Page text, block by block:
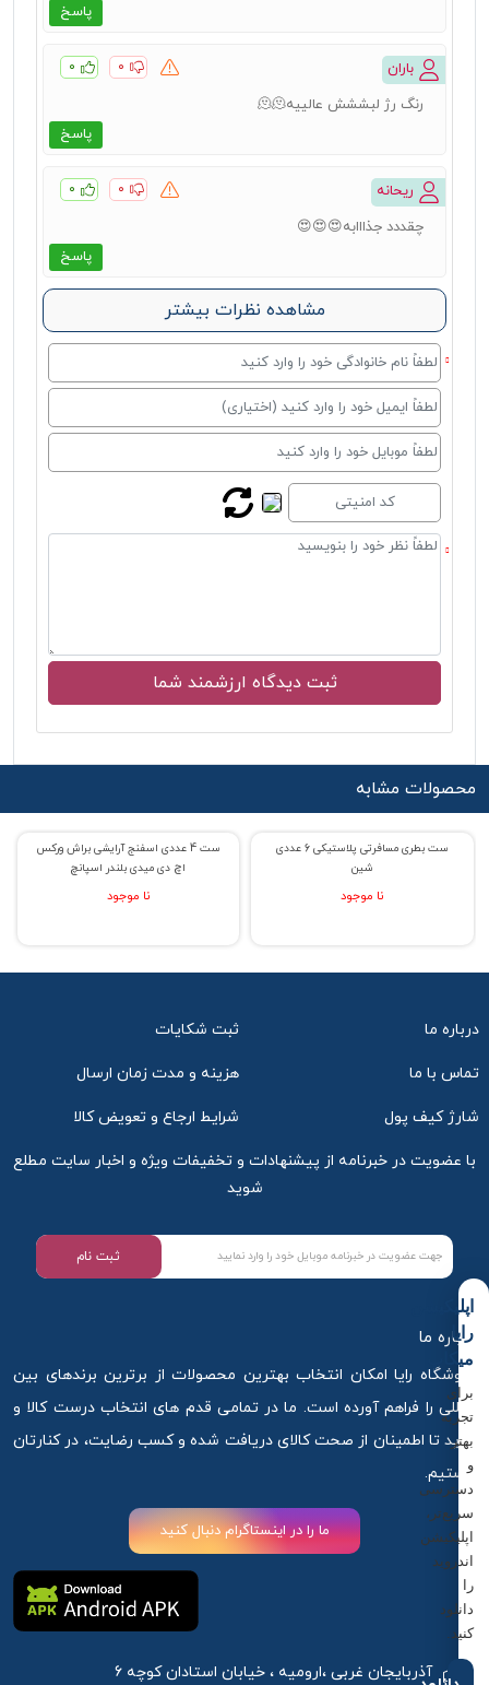
پاسخ
باران ۰ ۰
پاسخ
رنگ رژ لبششش عالییه🫠🫠
ریحانه ۰ ۰
پاسخ
چقددد جذااابه😍😍😍
مشاهده نظرات بیشتر
محصولات مشابه
% حراج 23
ست 4 عددی اسفنج آرایشی براش ورکس
اچ دی میدی بلندر اسپانچ
نا موجود
% حراج 39ست بطری مسافرتی پلاستیکی 6 عددی
شین
نا موجود
درباره ما ثبت شکایات
تماس با ما هزینه و مدت زمان ارسال
شارژ کیف پول شرایط ارجاع و تعویض کالا
با عضویت در خبرنامه از پیشنهادات و تخفیفات ویژه و اخبار سایت مطلع
شوید
ثبت نام
درباره ما
فروشگاه رایا امکان انتخاب بهترین محصولات از برترین برندهای بین
المللی را فراهم آورده است. ما در تمامی قدم های انتخاب درست کالا و
خرید تا اطمینان از صحت کالای دریافت شده و کسب رضایت، در کنارتان
هستیم.
ما را در اینستاگرام دنبال کنید
آذربایجان غربی ،ارومیه ، خیابان استادان کوچه 6
اپلیکیشن
رایا
میکاپ
برای
تجربه
بهتر
و
دسترسی
سریع‌تر،
اپلیکیشن
اندروید
را
دانلود
کنید.